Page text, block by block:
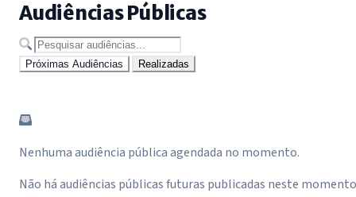
Audiências Públicas
Próximas Audiências Realizadas
Nenhuma audiência pública agendada no momento.
Não há audiências públicas futuras publicadas neste